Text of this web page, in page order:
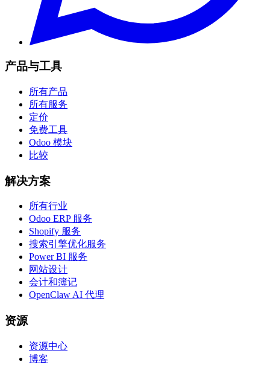
产品与工具
所有产品
所有服务
定价
免费工具
Odoo 模块
比较
解决方案
所有行业
Odoo ERP 服务
Shopify 服务
搜索引擎优化服务
Power BI 服务
网站设计
会计和簿记
OpenClaw AI 代理
资源
资源中心
博客